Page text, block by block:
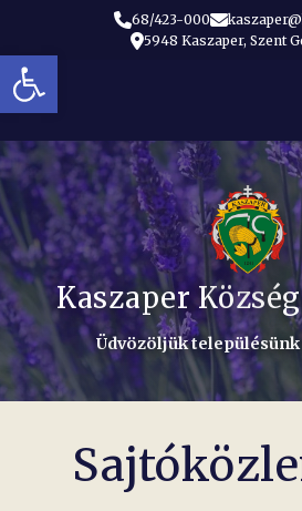
Eszköztár
68/423-000
5948 Kaszaper, Szent
Kaszaper
Üdvözöljük